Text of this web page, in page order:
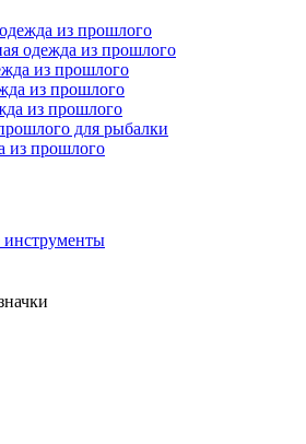
из прошлого
одежда из прошлого
из прошлого
из прошлого
из прошлого
для рыбалки
из прошлого